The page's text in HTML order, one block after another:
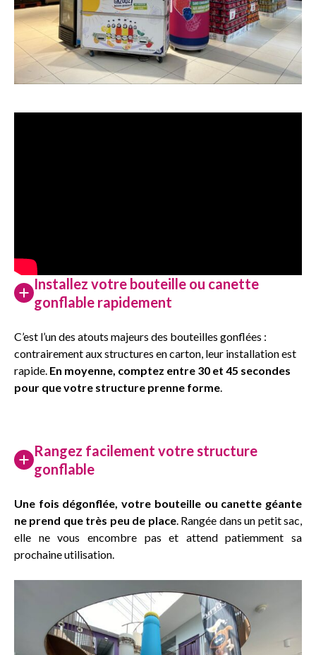
Installez votre bouteille ou canette
gonflable rapidement
C’est l’un des atouts majeurs des bouteilles gonflées :
contrairement aux structures en carton, leur installation est
rapide. En moyenne, comptez entre 30 et 45 secondes
pour que votre structure prenne forme.
Rangez facilement votre structure
gonflable
Une fois dégonflée, votre bouteille ou canette géante
ne prend que très peu de place. Rangée dans un petit sac,
elle ne vous encombre pas et attend patiemment sa
prochaine utilisation.